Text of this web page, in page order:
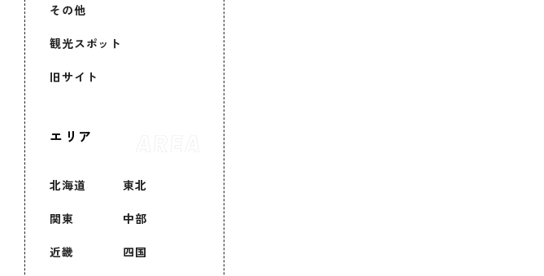
その他
観光スポット
旧サイト
エリア
北海道 東北
関東 中部
近畿 四国